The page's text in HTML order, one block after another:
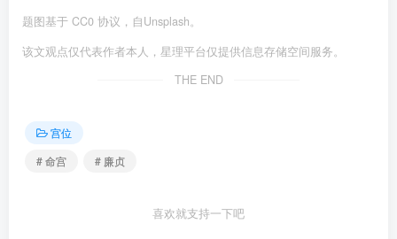
题图基于 CC0 协议，自Unsplash。
该文观点仅代表作者本人，星理平台仅提供信息存储空间服务。
THE END
宫位
# 命宫
# 廉贞
喜欢就支持一下吧